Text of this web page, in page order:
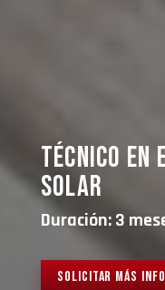
TÉCNICO EN
SOLAR
Duración: 3
SOLICITAR MÁS